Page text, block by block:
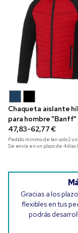
Chaqueta aislante
para hombre "Banff"
47,83-62,77 €
Pedido mínimo de tan solo2
Se envía en un plazo de 4 días
Gracias a los
flexibles en tus
podrás